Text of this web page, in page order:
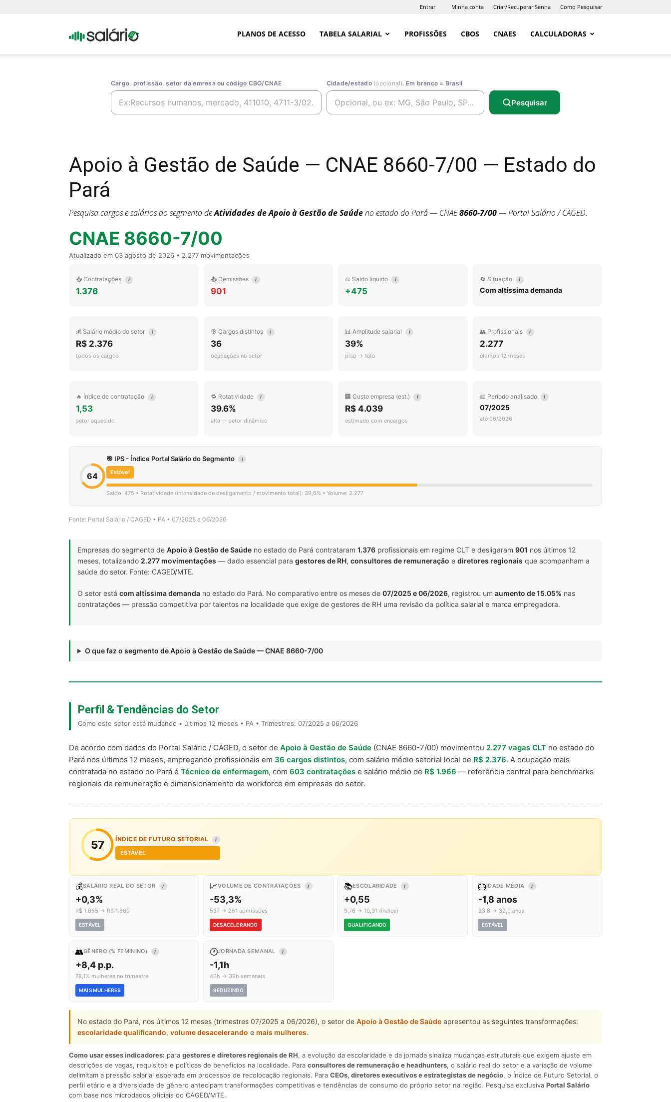
Entrar Minha conta Criar/Recuperar Senha Como Pesquisar
Portal PLANOS DE ACESSO TABELA SALARIAL PROFISSÕES CBOS CNAES CALCULADORAS
Cargo, profissão, setor da emresa ou código CBO/CNAE Cidade/estado (opcional). Em branco = Brasil
Pesquisar
Apoio à Gestão de Saúde — CNAE 8660-7/00 — Estado do
Pará
Pesquisa cargos e salários do segmento deAtividades de Apoio à Gestão de Saúdeno estado do Pará — CNAE8660-7/00— Portal Salário / CAGED.
CNAE 8660-7/00
Atualizado em 03 agosto de 2026 • 2.277 movimentações
📥 Contratações i
1.376
📤 Demissões i
901
⚖️ Saldo líquido i
+475
🔄 Situação i
Com altíssima demanda
💰 Salário médio do setor i
R$ 2.376
todos os cargos
🎯 Cargos distintos i
36
ocupações no setor
📊 Amplitude salarial i
39%
piso → teto
👥 Profissionais i
2.277
últimos 12 meses
🔥 Índice de contratação i
1,53
setor aquecido
🔁 Rotatividade i
39.6%
alta — setor dinâmico
🏢 Custo empresa (est.) i
R$ 4.039
estimado com encargos
📅 Período analisado i
07/2025
até 06/2026
64
🎯 IPS - Índice Portal Salário do Segmento i
Estável
Saldo: 475 • Rotatividade (intensidade de desligamento / movimento total): 39,6% • Volume: 2.277
Fonte: Portal Salário / CAGED • PA • 07/2025 a 06/2026
Empresas do segmento de Apoio à Gestão de Saúde no estado do Pará contrataram 1.376 profissionais em regime CLT e desligaram 901 nos últimos 12
meses, totalizando 2.277 movimentações — dado essencial para gestores de RH, consultores de remuneração e diretores regionais que acompanham a
saúde do setor. Fonte: CAGED/MTE.
O setor está com altíssima demanda no estado do Pará. No comparativo entre os meses de 07/2025 e 06/2026, registrou um aumento de 15.05% nas
contratações — pressão competitiva por talentos na localidade que exige de gestores de RH uma revisão da política salarial e marca empregadora.
O que faz o segmento de Apoio à Gestão de Saúde — CNAE 8660-7/00
Perfil & Tendências do Setor
Como este setor está mudando • últimos 12 meses • PA • Trimestres: 07/2025 a 06/2026
De acordo com dados do Portal Salário / CAGED, o setor de Apoio à Gestão de Saúde (CNAE 8660-7/00) movimentou 2.277 vagas CLT no estado do
Pará nos últimos 12 meses, empregando profissionais em 36 cargos distintos, com salário médio setorial local de R$ 2.376. A ocupação mais
contratada no estado do Pará é Técnico de enfermagem, com 603 contratações e salário médio de R$ 1.966 — referência central para benchmarks
regionais de remuneração e dimensionamento de workforce em empresas do setor.
57 ÍNDICE DE FUTURO SETORIAL I
ESTÁVEL
💰SALÁRIO REAL DO SETOR I
+0,3%
R$ 1.855 → R$ 1.860
ESTÁVEL
📈VOLUME DE CONTRATAÇÕES I
-53,3%
537 → 251 admissões
DESACELERANDO
📚ESCOLARIDADE I
+0,55
9,76 → 10,31 (índice)
QUALIFICANDO
🎂IDADE MÉDIA I
-1,8 anos
33,8 → 32,0 anos
ESTÁVEL
👥GÊNERO (% FEMININO) I
+8,4 p.p.
78,1% mulheres no trimestre
MAIS MULHERES
🕐JORNADA SEMANAL I
-1,1h
40h → 39h semanais
REDUZINDO
No estado do Pará, nos últimos 12 meses (trimestres 07/2025 a 06/2026), o setor de Apoio à Gestão de Saúde apresentou as seguintes transformações:
escolaridade qualificando, volume desacelerando e mais mulheres.
Como usar esses indicadores: para gestores e diretores regionais de RH, a evolução da escolaridade e da jornada sinaliza mudanças estruturais que exigem ajuste em
descrições de vagas, requisitos e políticas de benefícios na localidade. Para consultores de remuneração e headhunters, o salário real do setor e a variação de volume
delimitam a pressão salarial esperada em processos de recolocação regionais. Para CEOs, diretores executivos e estrategistas de negócio, o Índice de Futuro Setorial, o
perfil etário e a diversidade de gênero antecipam transformações competitivas e tendências de consumo do próprio setor na região. Pesquisa exclusiva Portal Salário
com base nos microdados oficiais do CAGED/MTE.